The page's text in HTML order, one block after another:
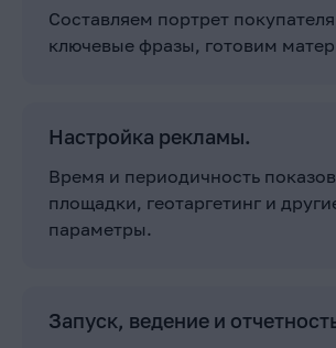
Составляем портрет
ключевые фразы, готовим
Настройка рекламы.
Время и периодичность
площадки, геотаргетинг и
параметры.
Запуск, ведение и